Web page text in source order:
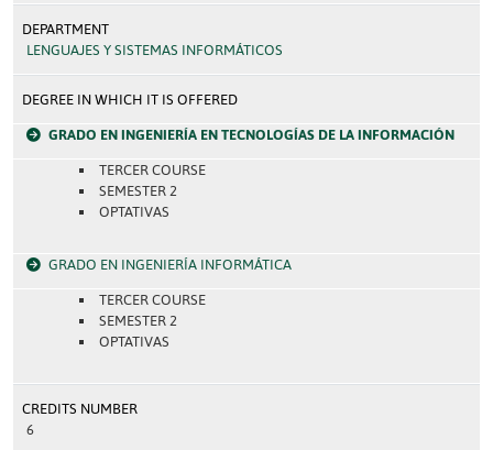
DEPARTMENT
LENGUAJES Y SISTEMAS INFORMÁTICOS
DEGREE IN WHICH IT IS OFFERED
GRADO EN INGENIERÍA EN TECNOLOGÍAS DE LA INFORMACIÓN
TERCER COURSE
SEMESTER 2
OPTATIVAS
GRADO EN INGENIERÍA INFORMÁTICA
TERCER COURSE
SEMESTER 2
OPTATIVAS
CREDITS NUMBER
6